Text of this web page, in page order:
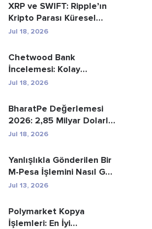
XRP ve SWIFT: Ripple’ın
Kripto Parası Küresel
Ödemelerin Yer...
Jul 18, 2026
Chetwood Bank
İncelemesi: Kolay
Tasarruf ve Güvenli
Jul 18, 2026
BharatPe Değerlemesi
2026: 2,85 Milyar Dolarlık
Fintech Unicorn ...
Jul 18, 2026
Yanlışlıkla Gönderilen Bir
M-Pesa İşlemini Nasıl Geri
Alabi...
Jul 13, 2026
Polymarket Kopya
İşlemleri: En İyi